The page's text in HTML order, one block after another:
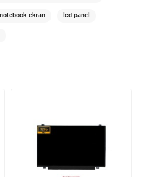
notebook ekran lcd panel